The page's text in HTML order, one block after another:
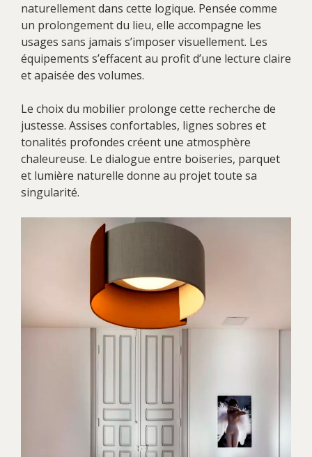
naturellement dans cette logique. Pensée comme
un prolongement du lieu, elle accompagne les
usages sans jamais s’imposer visuellement. Les
équipements s’effacent au profit d’une lecture claire
et apaisée des volumes.
Le choix du mobilier prolonge cette recherche de
justesse. Assises confortables, lignes sobres et
tonalités profondes créent une atmosphère
chaleureuse. Le dialogue entre boiseries, parquet
et lumière naturelle donne au projet toute sa
singularité.